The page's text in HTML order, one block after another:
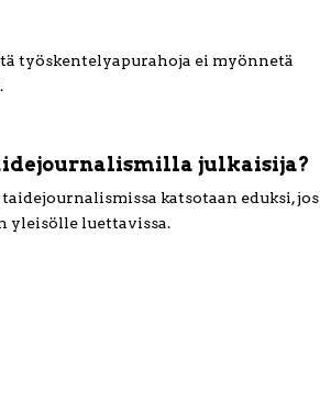
työskentelyapurahoja ei myönnetä
julkaisija?
katsotaan eduksi, jos
yleisölle luettavissa.